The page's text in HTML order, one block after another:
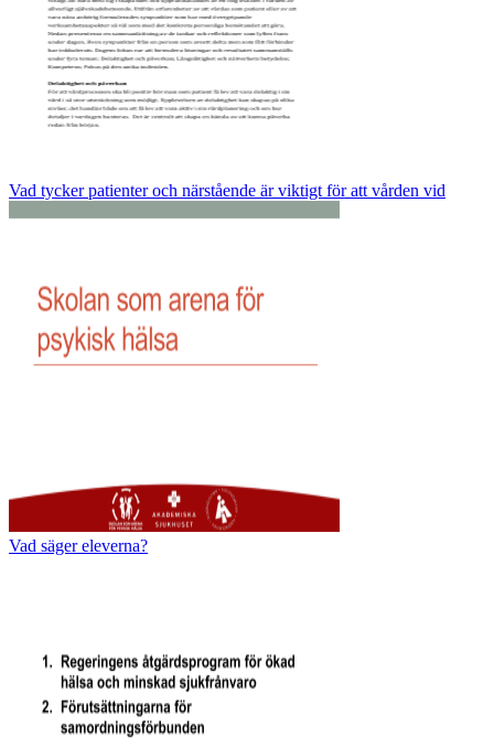
Vad tycker patienter och närstående är viktigt för att vården vid
Vad säger eleverna?